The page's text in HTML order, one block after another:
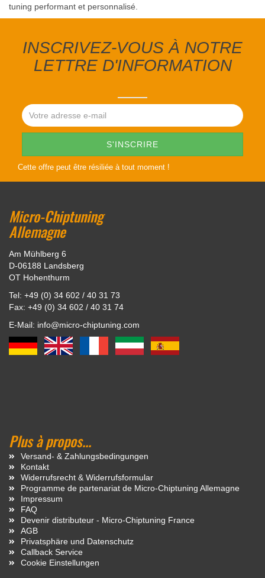
tuning performant et personnalisé.
INSCRIVEZ-VOUS À NOTRE
LETTRE D'INFORMATION
Cette offre peut être résiliée à tout moment !
Micro-Chiptuning
Allemagne
Am Mühlberg 6
D-06188 Landsberg
OT Hohenthurm
Tel: +49 (0) 34 602 / 40 31 73
Fax: +49 (0) 34 602 / 40 31 74
E-Mail: info@micro-chiptuning.com
Plus à propos...
Versand- & Zahlungsbedingungen
Kontakt
Widerrufsrecht & Widerrufsformular
Programme de partenariat de Micro-Chiptuning Allemagne
Impressum
FAQ
Devenir distributeur - Micro-Chiptuning France
AGB
Privatsphäre und Datenschutz
Callback Service
Cookie Einstellungen